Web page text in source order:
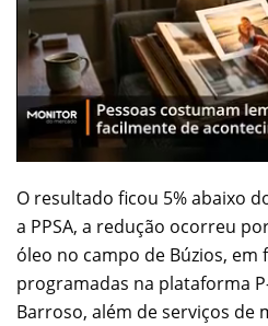
O resultado ficou 5% abaixo
a PPSA, a redução ocorreu
óleo no campo de Búzios, em
programadas na plataforma
Barroso, além de serviços de